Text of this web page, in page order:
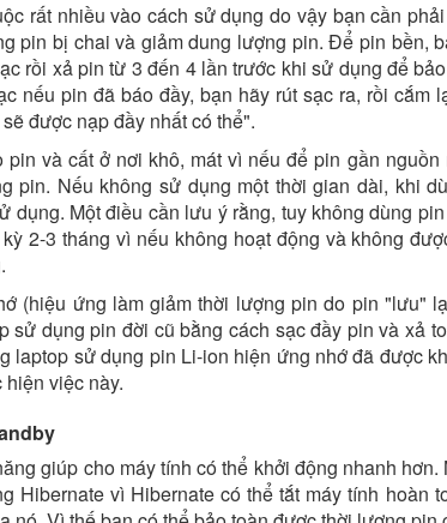
rất nhiều vào cách sử dụng do vậy bạn cần
pin bị chai và giảm dung lượng pin. Để pin bền,
rồi xả pin từ 3 đến 4 lần trước khi sử dụng để
nếu pin đã báo đầy, bạn hãy rút sạc ra, rồi cắm
được nạp đầy nhất có thể".
và cất ở nơi khô, mát vì nếu để pin gần nguồn
pin. Nếu không sử dụng một thời gian dài, khi
dụng. Một điều cần lưu ý rằng, tuy không dùng
2-3 tháng vì nếu không hoạt động và không
(hiệu ứng làm giảm thời lượng pin do pin "lưu"
sử dụng pin đời cũ bằng cách sạc đầy pin và xả
laptop sử dụng pin Li-ion hiện ứng nhớ đã được
việc này.
giúp cho máy tính có thể khởi động nhanh
Hibernate vì Hibernate có thể tắt máy tính hoàn